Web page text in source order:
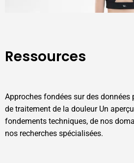
Ressources
Approches fondées sur des données
de traitement de la douleur Un
fondements techniques, de nos
nos recherches spécialisées.